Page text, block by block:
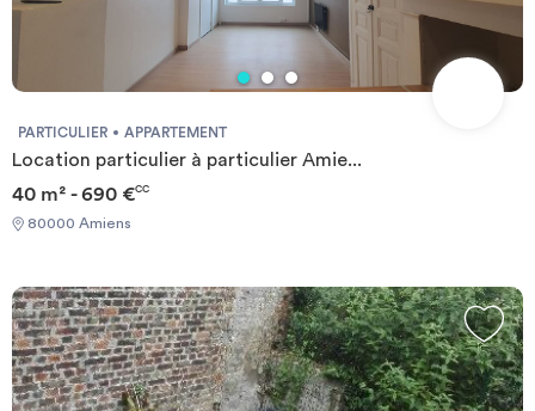
PARTICULIER APPARTEMENT
Location particulier à particulier Amie...
40 m² - 690 €CC
80000 Amiens